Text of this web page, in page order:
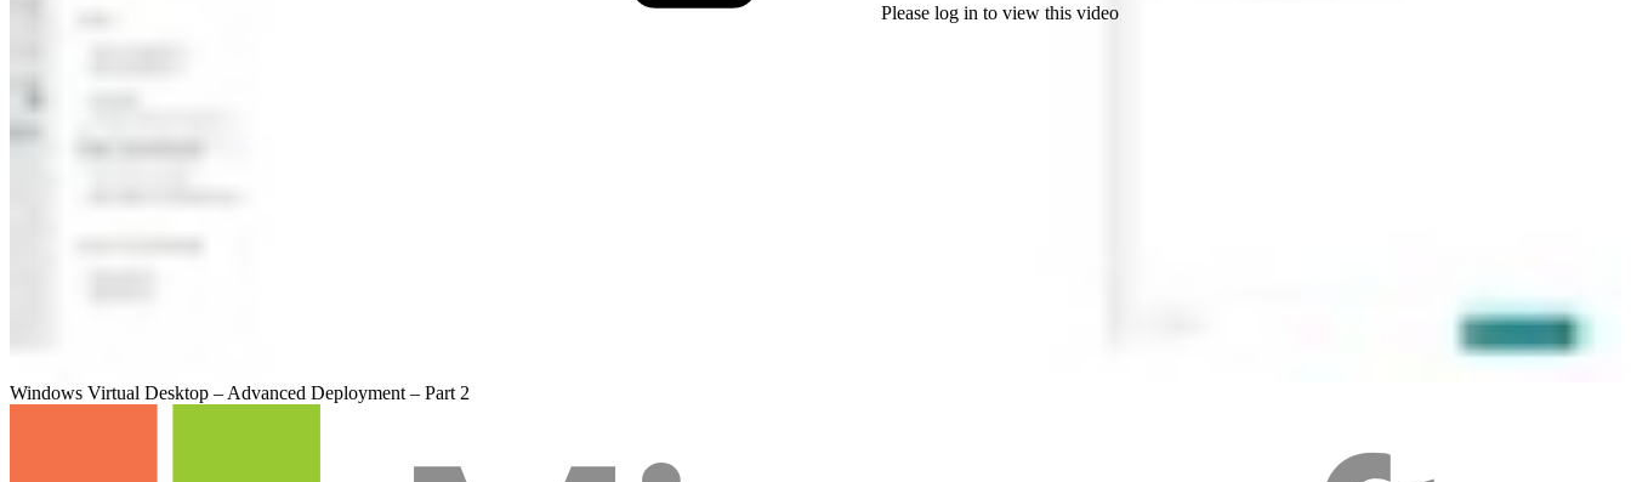
Please log in to view this video
Windows Virtual Desktop – Advanced Deployment – Part 2